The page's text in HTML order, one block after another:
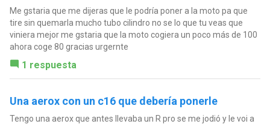
Me gstaria que me dijeras que le podría poner a la moto pa que
tire sin quemarla mucho tubo cilindro no se lo que tu veas que
viniera mejor me gstaria que la moto cogiera un poco más de 100
ahora coge 80 gracias urgernte
1 respuesta
Una aerox con un c16 que debería ponerle
Tengo una aerox que antes llevaba un R pro se me jodió y le voi a